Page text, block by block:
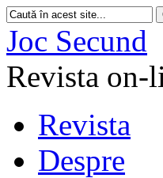
Joc Secund
Revista on-
Revista
Despre